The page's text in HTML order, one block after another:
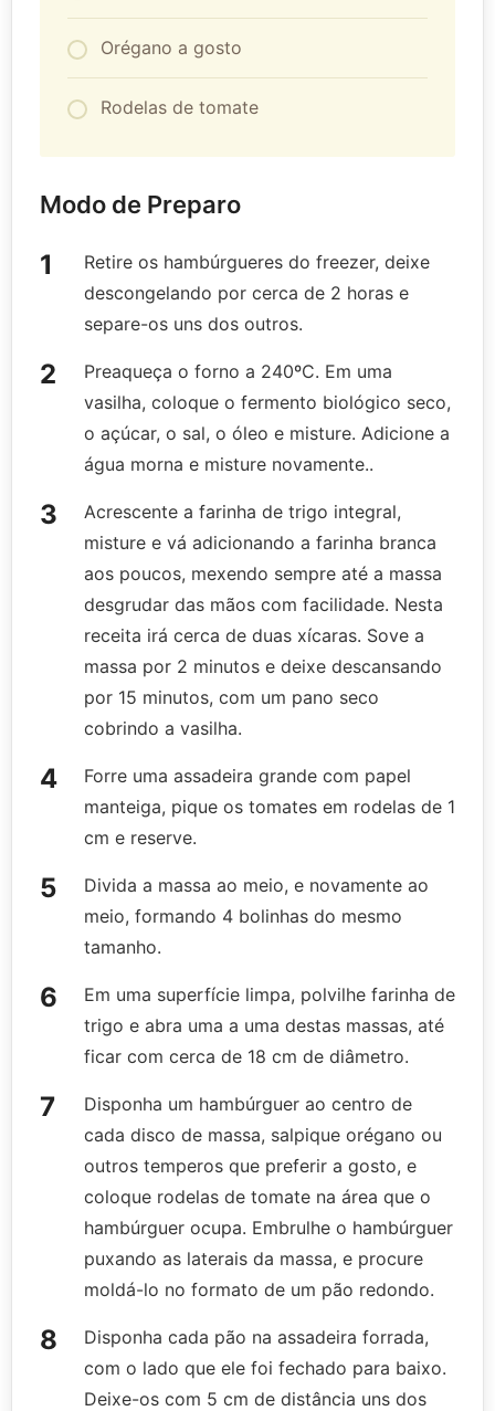
Orégano a gosto
Rodelas de tomate
Modo de Preparo
Retire os hambúrgueres do freezer, deixe
descongelando por cerca de 2 horas e
separe-os uns dos outros.
Preaqueça o forno a 240ºC. Em uma
vasilha, coloque o fermento biológico seco,
o açúcar, o sal, o óleo e misture. Adicione a
água morna e misture novamente..
Acrescente a farinha de trigo integral,
misture e vá adicionando a farinha branca
aos poucos, mexendo sempre até a massa
desgrudar das mãos com facilidade. Nesta
receita irá cerca de duas xícaras. Sove a
massa por 2 minutos e deixe descansando
por 15 minutos, com um pano seco
cobrindo a vasilha.
Forre uma assadeira grande com papel
manteiga, pique os tomates em rodelas de 1
cm e reserve.
Divida a massa ao meio, e novamente ao
meio, formando 4 bolinhas do mesmo
tamanho.
Em uma superfície limpa, polvilhe farinha de
trigo e abra uma a uma destas massas, até
ficar com cerca de 18 cm de diâmetro.
Disponha um hambúrguer ao centro de
cada disco de massa, salpique orégano ou
outros temperos que preferir a gosto, e
coloque rodelas de tomate na área que o
hambúrguer ocupa. Embrulhe o hambúrguer
puxando as laterais da massa, e procure
moldá-lo no formato de um pão redondo.
Disponha cada pão na assadeira forrada,
com o lado que ele foi fechado para baixo.
Deixe-os com 5 cm de distância uns dos